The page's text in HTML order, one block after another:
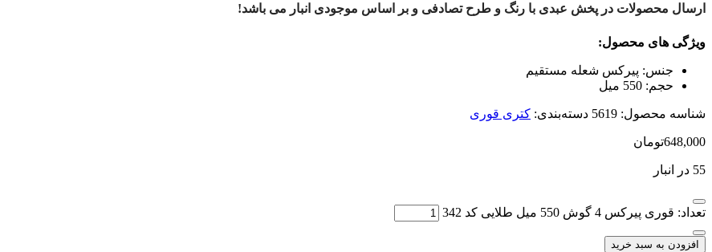
ارسال محصولات در پخش عبدی با رنگ و طرح تصادفی و بر اساس موجودی انبار می باشد!
ویژگی های محصول:
جنس: پیرکس شعله مستقیم
حجم: 550 میل
شناسه محصول: 5619 دسته‌بندی: کتری قوری
648,000تومان
55 در انبار
تعداد: قوری پیرکس 4 گوش 550 میل طلایی کد 342
افزودن به سبد خرید